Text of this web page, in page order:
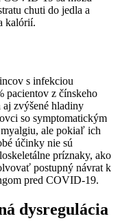
chuti do jedla a
kalórií.
s infekciou
pacientov z čínskeho
zvýšené hladiny
so symptomatickým
ale pokiaľ ich
účinky nie sú
príznaky, ako
postupný návrat k
pred COVID-19.
dysregulácia